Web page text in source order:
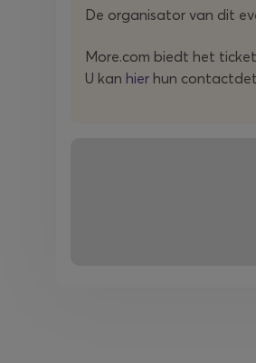
De organisator van dit
More.com biedt het
U kan hier hun